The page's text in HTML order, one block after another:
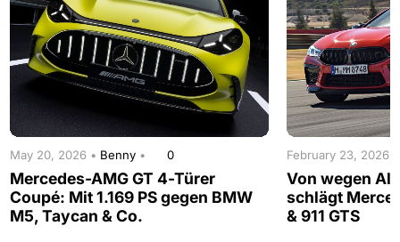
May 20, 2026 • Benny • 0
Mercedes-AMG GT 4-Türer
Coupé: Mit 1.169 PS gegen BMW
M5, Taycan & Co.
February 23, 2026
Von wegen
schlägt
& 911 GTS